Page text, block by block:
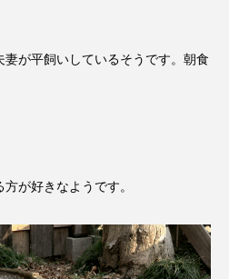
が平飼いしているそうです。朝食
が好きなようです。